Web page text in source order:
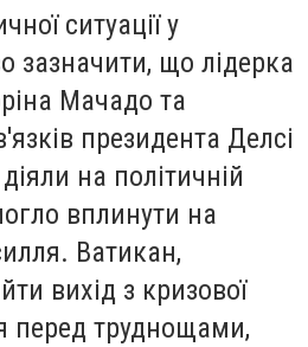
ситуації у
зазначити, що лідерка
Мачадо та
президента Делсі
на політичній
вплинути на
Ватикан,
вихід з кризової
перед труднощами,